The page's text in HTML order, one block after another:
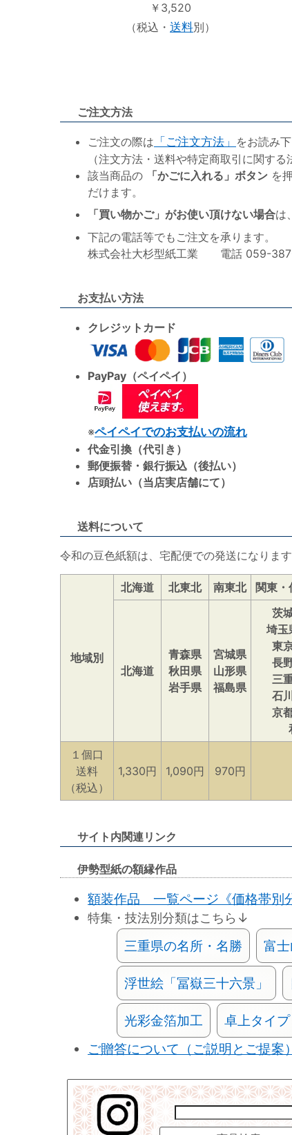
￥3,520
（税込・ 送料別）
ご注文方法
ご注文の際は 「ご注文方法」 をお読み下
（注文方法・送料や特定商取引に関する
該当商品の
「かごに入れる」ボタン を
だけます。
「買い物かご」がお使い頂けない場合は
下記の電話等でもご注文を承ります。
株式会社大杉型紙工業 電話 059-
お支払い方法
クレジットカード
PayPay（ペイペイ）
※ペイペイでのお支払いの流れ
代金引換（代引き）
郵便振替・銀行振込（後払い）
店頭払い（当店実店舗にて）
送料について
令和の豆色紙額は、宅配便での発送になります
地域別
北海道 北東北 南東北 関東
北海道
青森県
秋田県
岩手県
宮城県
山形県
福島県
茨
埼
東
長
三
石
京
１個口
送料
（税込）
1,330円 1,090円 970円
サイト内関連リンク
伊勢型紙の額縁作品
額装作品 一覧ページ《価格帯別
特集・技法別分類はこちら↓
三重県の名所・名勝 富
浮世絵「冨嶽三十六景」
光彩金箔加工 卓上タイプ
ご贈答について（ご説明とご提案）